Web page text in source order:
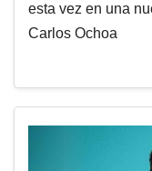
esta vez en una
Carlos Ochoa